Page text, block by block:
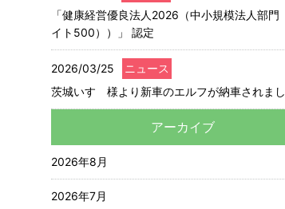
「健康経営優良法人2026（中小規模法人部門
イト500））」 認定
2026/03/25
ニュース
茨城いすゞ様より新車のエルフが納車されま
アーカイブ
2026年8月
2026年7月